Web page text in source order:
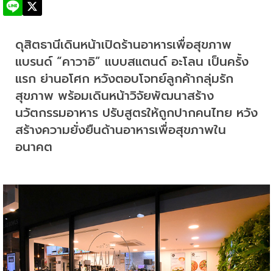
ดุสิตธานีเดินหน้าเปิดร้านอาหารเพื่อสุขภาพ
แบรนด์ “คาวาอิ” แบบสแตนด์ อะโลน เป็นครั้ง
แรก ย่านอโศก หวังตอบโจทย์ลูกค้ากลุ่มรัก
สุขภาพ พร้อมเดินหน้าวิจัยพัฒนาสร้าง
นวัตกรรมอาหาร ปรับสูตรให้ถูกปากคนไทย หวัง
สร้างความยั่งยืนด้านอาหารเพื่อสุขภาพใน
อนาคต